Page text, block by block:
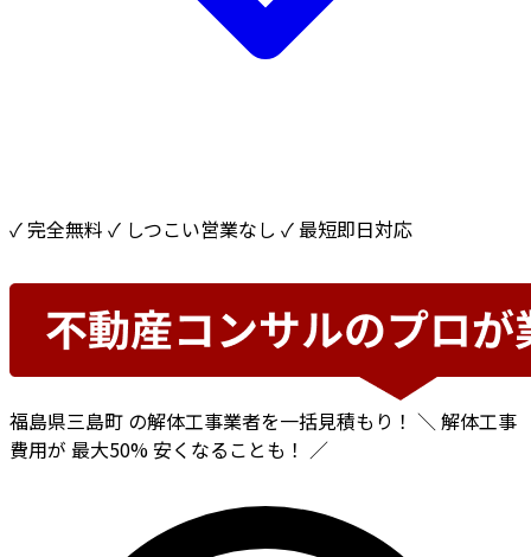
✓ 完全無料 ✓ しつこい営業なし ✓ 最短即日対応
福島県三島町 の解体工事業者を一括見積もり！ ＼ 解体工事
費用が 最大50%安くなることも！ ／